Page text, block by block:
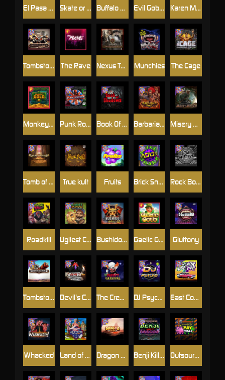
Munchies
Skate or Die
Nexus Tombstone RIP
Outsourced: Payday
Tombstone No Mercy
Roadkill
Book Of Shadows
Rock Bottom
The Cage
El Pasa Gunfight xNudge
Land of the Free
Brick Snake 2000
Monkey's Gold xPays
Benji Killed in Vegas
Barbarian Fury
Devil's Crossroad
Tomb of Akhenaten
Dragon Tribe
Evil Goblins xBomb
Gluttony
Fruits
DJ Psycho
Buffalo Hunter
Tombstone
Punk Rocker
Gaelic Gold
East Coast Vs West Coast
The Creepy Carnival
Whacked
Misery Mining
Karen Maneater
True kult
Bushido Way xNudge
Ugliest Catch
The Rave